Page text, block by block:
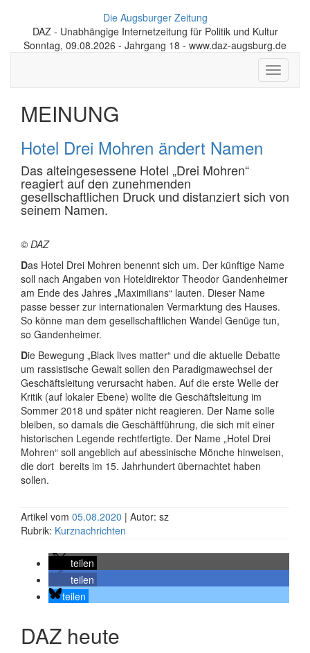
Die Augsburger Zeitung
DAZ - Unabhängige Internetzeitung für Politik und Kultur
Sonntag, 09.08.2026 - Jahrgang 18 - www.daz-augsburg.de
Toggle
MEINUNG
Hotel Drei Mohren ändert Namen
Das alteingesessene Hotel „Drei Mohren“
reagiert auf den zunehmenden
gesellschaftlichen Druck und distanziert sich von
seinem Namen.
© DAZ
Das Hotel Drei Mohren benennt sich um. Der künftige Name
soll nach Angaben von Hoteldirektor Theodor Gandenheimer
am Ende des Jahres „Maximilians“ lauten. Dieser Name
passe besser zur internationalen Vermarktung des Hauses.
So könne man dem gesellschaftlichen Wandel Genüge tun,
so Gandenheimer.
Die Bewegung „Black lives matter“ und die aktuelle Debatte
um rassistische Gewalt sollen den Paradigmawechsel der
Geschäftsleitung verursacht haben. Auf die erste Welle der
Kritik (auf lokaler Ebene) wollte die Geschäftsleitung im
Sommer 2018 und später nicht reagieren. Der Name solle
bleiben, so damals die Geschäftführung, die sich mit einer
historischen Legende rechtfertigte. Der Name „Hotel Drei
Mohren“ soll angeblich auf abessinische Mönche hinweisen,
die dort bereits im 15. Jahrhundert übernachtet haben
sollen.
Artikel vom 05.08.2020 | Autor: sz
Rubrik: Kurznachrichten
teilen
teilen
teilen
DAZ heute